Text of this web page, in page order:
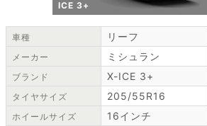
ICE 3+
車種 リーフ
メーカー ミシュラン
ブランド X-ICE 3+
タイヤサイズ 205/55R16
ホイールサイズ 16インチ